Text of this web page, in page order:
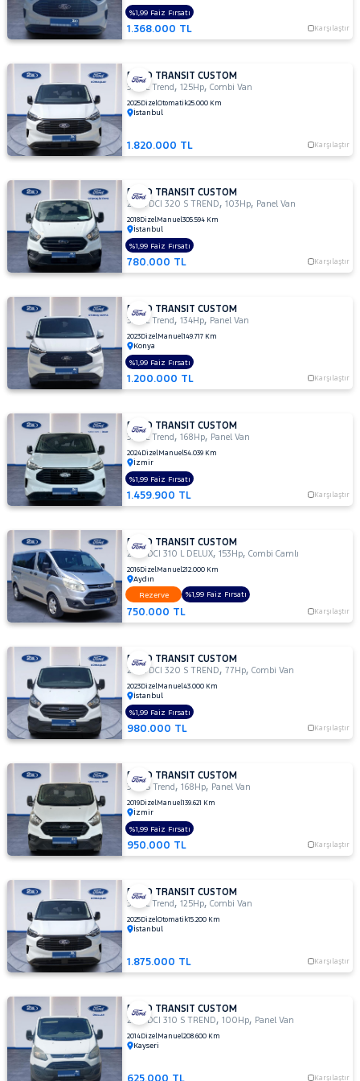
TDCI
310 L
TREND
2.2
TDCI
310 S
2.2
TDCI
310 S
TREND
310
S
Trend
320 S
320L
2.0L
EcoBlue
Deluxe
340 L
Trend
Trend
340L
2.0L
EcoBlue
Upgrade
Trend
HONDA
HYUNDAI
ISUZU
Iveco
JEEP
KIA
LANCIA
MAN
BENZ
MITSUBISHI
MOTORSIKLET
NISSAN
OPEL
PEUGEOT
RENAULT
SEAT
SKODA
SSANGYONG
SUBARU
TESLA
TOGG
1.368.000 TL Karşılaştır
%1,99 Faiz Fırsatı
FORD TRANSIT CUSTOM
320 L Trend ,125Hp,Combi Van
2025DizelOtomatik25.000 Km
İstanbul
1.820.000 TL Karşılaştır
FORD TRANSIT CUSTOM
2.0 TDCI 320 S TREND,103Hp, Panel Van
2018DizelManuel305.594 Km
İstanbul
780.000 TL Karşılaştır
%1,99 Faiz Fırsatı
FORD TRANSIT CUSTOM
320 L Trend ,134Hp, Panel Van
2023DizelManuel149.717 Km
Konya
1.200.000 TL Karşılaştır
%1,99 Faiz Fırsatı
FORD TRANSIT CUSTOM
320 L Trend ,168Hp, Panel Van
2024DizelManuel54.039 Km
İzmir
1.459.900 TL Karşılaştır
%1,99 Faiz Fırsatı
FORD TRANSIT CUSTOM
2.2 TDCI 310 L DELUX,153Hp,Combi Camlı
2016DizelManuel212.000 Km
Aydın
750.000 TL Karşılaştır
Rezerve %1,99 Faiz Fırsatı
FORD TRANSIT CUSTOM
2.0 TDCI 320 S TREND,77Hp,Combi Van
2023DizelManuel43.000 Km
İstanbul
980.000 TL Karşılaştır
%1,99 Faiz Fırsatı
FORD TRANSIT CUSTOM
340 S Trend ,168Hp, Panel Van
2019DizelManuel139.621 Km
İzmir
950.000 TL Karşılaştır
%1,99 Faiz Fırsatı
FORD TRANSIT CUSTOM
320 L Trend ,125Hp,Combi Van
2025DizelOtomatik15.200 Km
İstanbul
1.875.000 TL Karşılaştır
FORD TRANSIT CUSTOM
2.2 TDCI 310 S TREND,100Hp, Panel Van
2014DizelManuel208.600 Km
Kayseri
Karşılaştır